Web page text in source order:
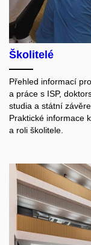
Školitelé
Přehled informací
a práce s ISP,
studia a státní
Praktické informace
a roli školitele.